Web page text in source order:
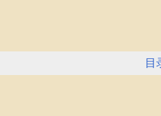
目